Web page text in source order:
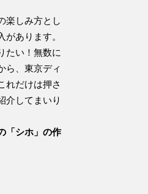
楽しみ方とし
あります。
たい！無数に
ら、東京ディ
れだけは押さ
介してまいり
「シホ」の作